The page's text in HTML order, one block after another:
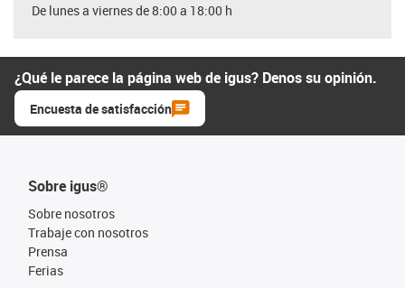
De lunes a viernes de 8:00 a 18:00 h
¿Qué le parece la página web de igus? Denos su opinión.
Encuesta de satisfacción
Sobre igus®
Sobre nosotros
Trabaje con nosotros
Prensa
Ferias